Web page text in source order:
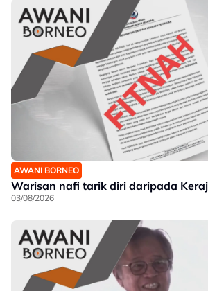
AWANI BORNEO
Warisan nafi tarik diri daripada
03/08/2026